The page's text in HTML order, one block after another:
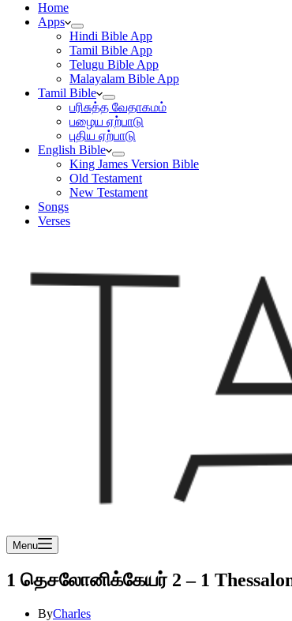
Home
Apps
Hindi Bible App
Tamil Bible App
Telugu Bible App
Malayalam Bible App
Tamil Bible
பரிசுத்த வேதாகமம்
பழைய ஏற்பாடு
புதிய ஏற்பாடு
English Bible
King James Version Bible
Old Testament
New Testament
Songs
Verses
Menu
1 தெசலோனிக்கேயர் 2 – 1
ByCharles